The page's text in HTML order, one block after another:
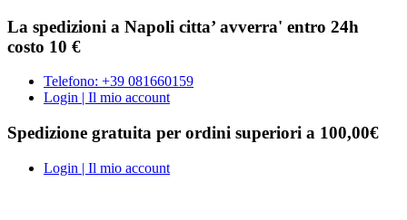
La spedizioni a Napoli citta’ avverra' entro 24h
costo 10 €
Telefono: +39 081660159
Login | Il mio account
Spedizione gratuita per ordini superiori a 100,00€
Login | Il mio account